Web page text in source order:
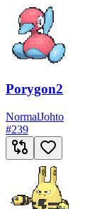
Porygon2
NormalJohto
#239